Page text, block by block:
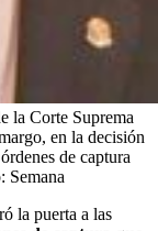
la Corte Suprema
en la decisión
de captura
Semana
la puerta a las